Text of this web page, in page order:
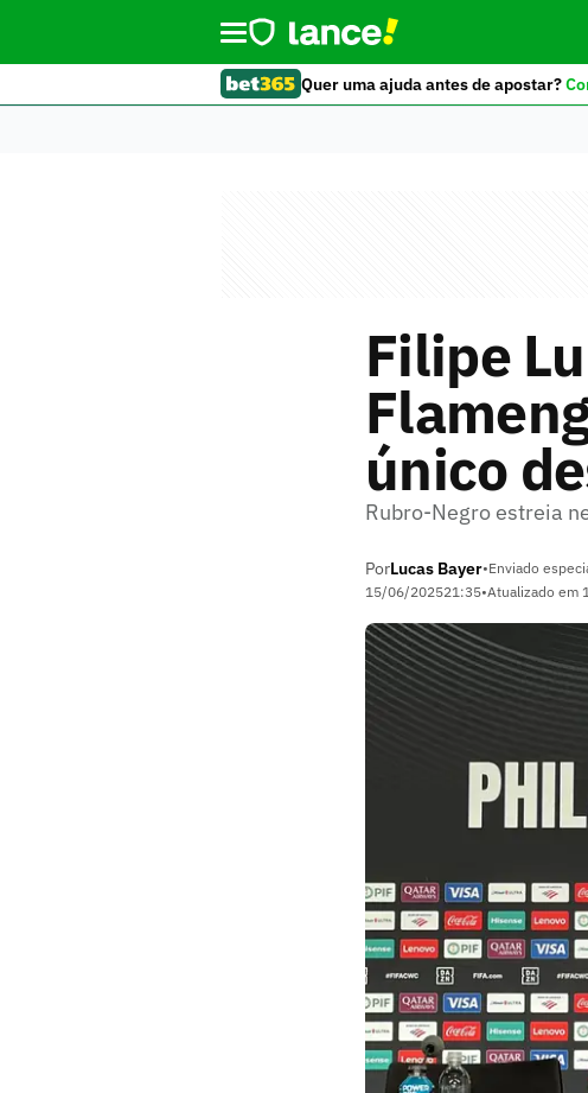
Quer uma ajuda antes de apostar?
Filipe
único
Rubro-Negro estreia
PorLucas Bayer•Enviado
15/06/202521:35•Atualizado em